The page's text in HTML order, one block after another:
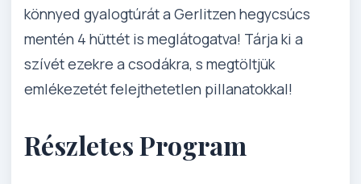
könnyed gyalogtúrát a Gerlitzen hegycsúcs
mentén 4 hüttét is meglátogatva! Tárja ki a
szívét ezekre a csodákra, s megtöltjük
emlékezetét felejthetetlen pillanatokkal!
Részletes Program